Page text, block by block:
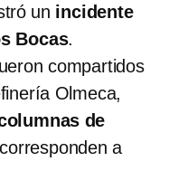
un incidente
Bocas.
compartidos
Olmeca,
de
a